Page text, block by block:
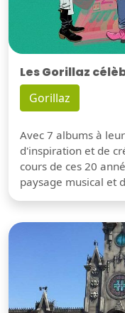
Les Gorillaz
Gorillaz
Avec 7 albums à
d'inspiration et de
cours de ces 20
paysage musical et